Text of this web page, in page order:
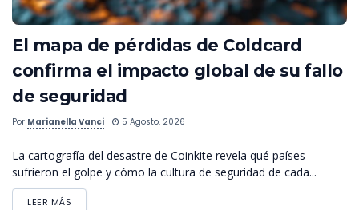
El mapa de pérdidas de Coldcard
confirma el impacto global de su fallo
de seguridad
Por Marianella Vanci 5 Agosto, 2026
La cartografía del desastre de Coinkite revela qué países
sufrieron el golpe y cómo la cultura de seguridad de cada...
LEER MÁS